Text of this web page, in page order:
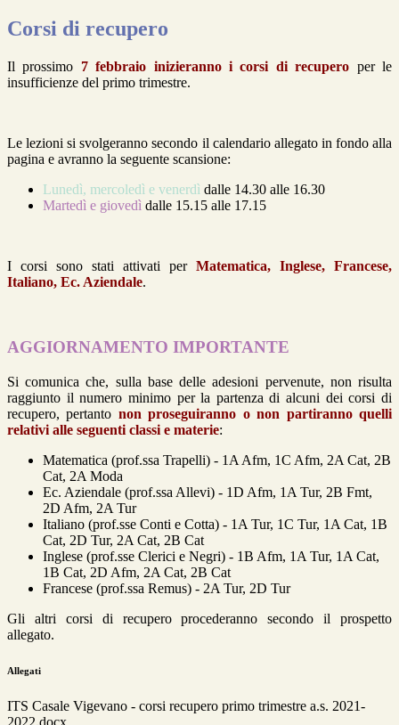
Corsi di recupero
Il prossimo 7 febbraio inizieranno i corsi di recupero per le
insufficienze del primo trimestre.
Le lezioni si svolgeranno secondo il calendario allegato in fondo alla
pagina e avranno la seguente scansione:
Lunedì, mercoledì e venerdì dalle 14.30 alle 16.30
Martedì e giovedì dalle 15.15 alle 17.15
I corsi sono stati attivati per Matematica, Inglese, Francese,
Italiano, Ec. Aziendale.
AGGIORNAMENTO IMPORTANTE
Si comunica che, sulla base delle adesioni pervenute, non risulta
raggiunto il numero minimo per la partenza di alcuni dei corsi di
recupero, pertanto non proseguiranno o non partiranno quelli
relativi alle seguenti classi e materie:
Matematica (prof.ssa Trapelli) - 1A Afm, 1C Afm, 2A Cat, 2B
Cat, 2A Moda
Ec. Aziendale (prof.ssa Allevi) - 1D Afm, 1A Tur, 2B Fmt,
2D Afm, 2A Tur
Italiano (prof.sse Conti e Cotta) - 1A Tur, 1C Tur, 1A Cat, 1B
Cat, 2D Tur, 2A Cat, 2B Cat
Inglese (prof.sse Clerici e Negri) - 1B Afm, 1A Tur, 1A Cat,
1B Cat, 2D Afm, 2A Cat, 2B Cat
Francese (prof.ssa Remus) - 2A Tur, 2D Tur
Gli altri corsi di recupero procederanno secondo il prospetto
allegato.
Allegati
ITS Casale Vigevano - corsi recupero primo trimestre a.s. 2021-
2022.docx